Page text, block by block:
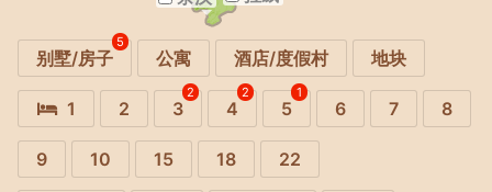
别墅/房子
5
公寓 酒店/度假村 地块
1 2 3
2
4
2
5
1
6 7 8
9 10 15 18 22